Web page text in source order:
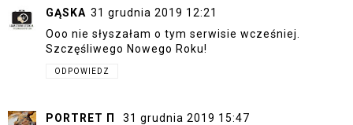
GĄSKA 31 grudnia 2019 12:21
Ooo nie słyszałam o tym serwisie wcześniej.
Szczęśliwego Nowego Roku!
ODPOWIEDZ
PORTRET Π
31 grudnia 2019 15:47